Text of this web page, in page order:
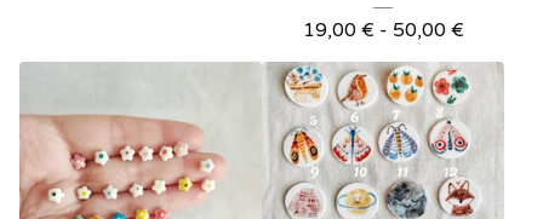
19,00 € - 50,00 €